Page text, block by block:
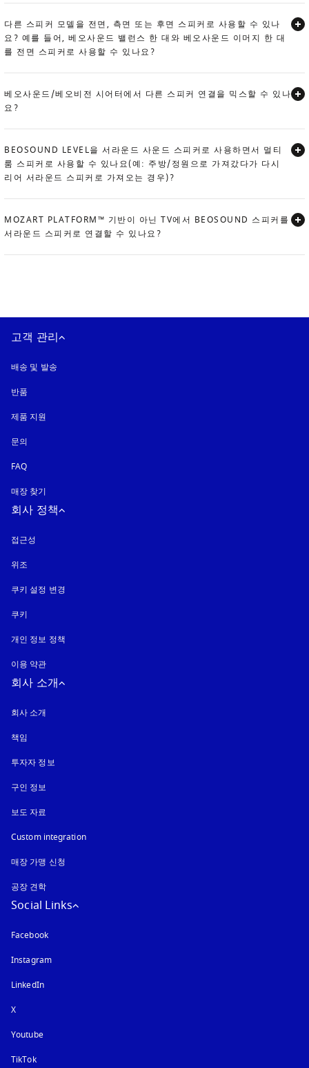
Expand
다른 스피커 모델을 전면, 측면 또는 후면 스피커로 사용할 수 있나
요? 예를 들어, 베오사운드 밸런스 한 대와 베오사운드 이머지 한 대
를 전면 스피커로 사용할 수 있나요?
Expand
베오사운드/베오비전 시어터에서 다른 스피커 연결을 믹스할 수 있나
요?
Expand
BEOSOUND LEVEL을 서라운드 사운드 스피커로 사용하면서 멀티
룸 스피커로 사용할 수 있나요(예: 주방/정원으로 가져갔다가 다시
리어 서라운드 스피커로 가져오는 경우)?
Expand
MOZART PLATFORM™ 기반이 아닌 TV에서 BEOSOUND 스피커를
서라운드 스피커로 연결할 수 있나요?
Expand
고객 관리
배송 및 발송
반품
제품 지원
문의
FAQ
매장 찾기
회사 정책
접근성
위조
쿠키 설정 변경
쿠키
개인 정보 정책
이용 약관
회사 소개
회사 소개
책임
투자자 정보
구인 정보
보도 자료
Custom integration
매장 가맹 신청
공장 견학
Social Links
Facebook
Instagram새 탭에서 열림
LinkedIn
X
Youtube새 탭에서 열림
TikTok